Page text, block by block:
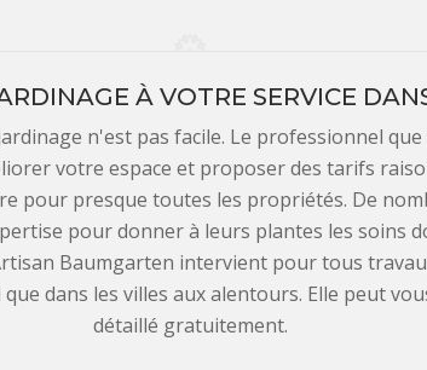
À VOTRE SERVICE
n'est pas facile. Le professionnel
votre espace et proposer des tarifs
pour presque toutes les propriétés. De
pour donner à leurs plantes les soins
Baumgarten intervient pour tous
dans les villes aux alentours. Elle peut
détaillé gratuitement.